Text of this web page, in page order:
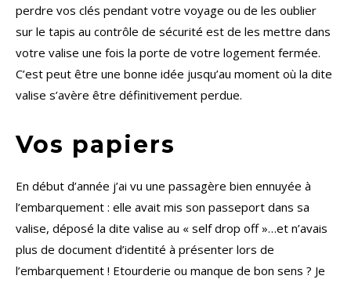
perdre vos clés pendant votre voyage ou de les oublier
sur le tapis au contrôle de sécurité est de les mettre dans
votre valise une fois la porte de votre logement fermée.
C’est peut être une bonne idée jusqu’au moment où la dite
valise s’avère être définitivement perdue.
Vos papiers
En début d’année j’ai vu une passagère bien ennuyée à
l’embarquement : elle avait mis son passeport dans sa
valise, déposé la dite valise au « self drop off »…et n’avais
plus de document d’identité à présenter lors de
l’embarquement ! Etourderie ou manque de bon sens ? Je